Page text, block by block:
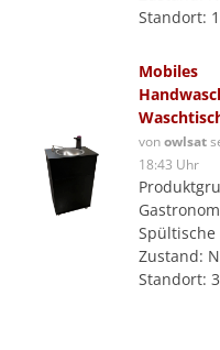
Standort:
Mobiles
vonowlsat
18:43 Uhr
Spültische
Zustand:
Standort: